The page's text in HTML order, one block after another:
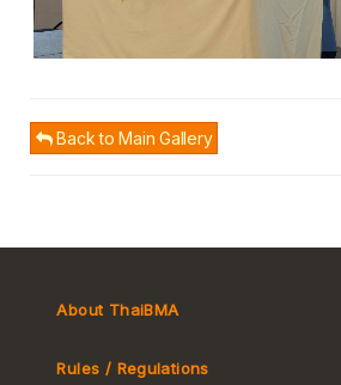
Back to Main Gallery
About ThaiBMA
Rules / Regulations